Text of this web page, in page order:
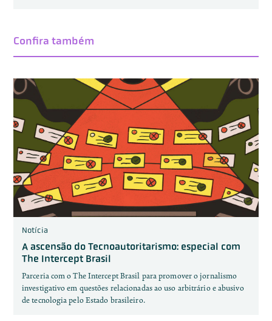
Confira também
Notícia
A ascensão do Tecnoautoritarismo: especial com
The Intercept Brasil
Parceria com o The Intercept Brasil para promover o jornalismo
investigativo em questões relacionadas ao uso arbitrário e abusivo
de tecnologia pelo Estado brasileiro.